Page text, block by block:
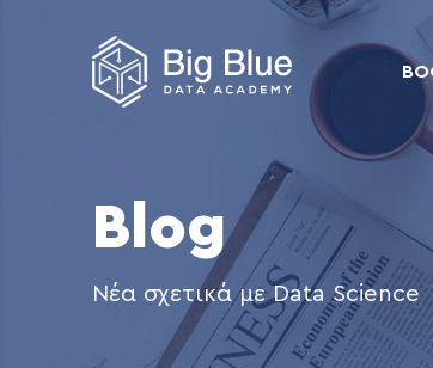
Blog
Νέα σχετικά με Data Science